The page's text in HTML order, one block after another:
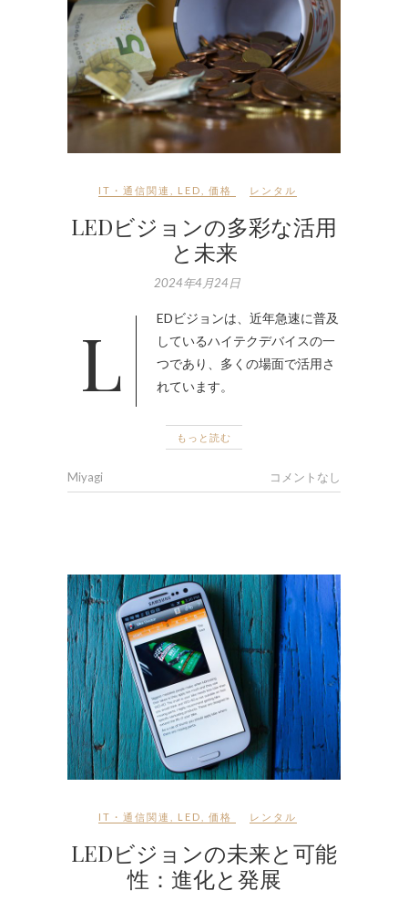
IT・通信関連 LED 価格 レンタル
LEDビジョンの多彩な活用
と未来
2024年4月24日
LEDビジョンは、近年急速に普及
しているハイテクデバイスの一
つであり、多くの場面で活用さ
れています。
もっと読む
Miyagi コメントなし
IT・通信関連 LED 価格 レンタル
LEDビジョンの未来と可能
性：進化と発展